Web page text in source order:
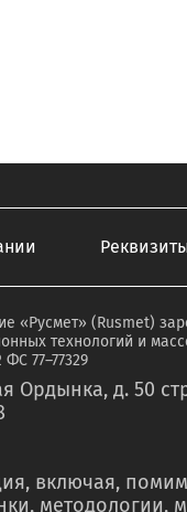
«Русмет» (Rusmet)
технологий и
77–77329
Ордынка, д. 50
включая,
методологии,